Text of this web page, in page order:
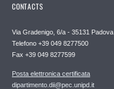
CONTACTS
Via Gradenigo, 6/a - 35131 Padova
Telefono +39 049 8277500
Fax +39 049 8277599
Posta elettronica certificata
dipartimento.dii@pec.unipd.it